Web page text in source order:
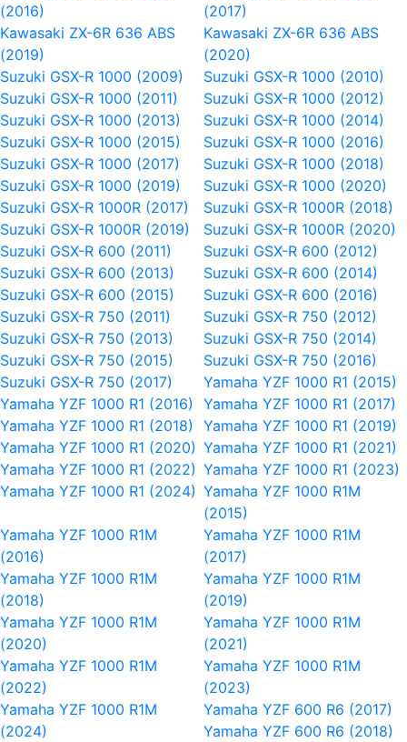
(2016)
(2017)
Kawasaki ZX-6R 636 ABS
(2019)
Kawasaki ZX-6R 636 ABS
(2020)
Suzuki GSX-R 1000 (2009)
Suzuki GSX-R 1000 (2010)
Suzuki GSX-R 1000 (2011)
Suzuki GSX-R 1000 (2012)
Suzuki GSX-R 1000 (2013)
Suzuki GSX-R 1000 (2014)
Suzuki GSX-R 1000 (2015)
Suzuki GSX-R 1000 (2016)
Suzuki GSX-R 1000 (2017)
Suzuki GSX-R 1000 (2018)
Suzuki GSX-R 1000 (2019)
Suzuki GSX-R 1000 (2020)
Suzuki GSX-R 1000R (2017)
Suzuki GSX-R 1000R (2018)
Suzuki GSX-R 1000R (2019)
Suzuki GSX-R 1000R (2020)
Suzuki GSX-R 600 (2011)
Suzuki GSX-R 600 (2012)
Suzuki GSX-R 600 (2013)
Suzuki GSX-R 600 (2014)
Suzuki GSX-R 600 (2015)
Suzuki GSX-R 600 (2016)
Suzuki GSX-R 750 (2011)
Suzuki GSX-R 750 (2012)
Suzuki GSX-R 750 (2013)
Suzuki GSX-R 750 (2014)
Suzuki GSX-R 750 (2015)
Suzuki GSX-R 750 (2016)
Suzuki GSX-R 750 (2017)
Yamaha YZF 1000 R1 (2015)
Yamaha YZF 1000 R1 (2016)
Yamaha YZF 1000 R1 (2017)
Yamaha YZF 1000 R1 (2018)
Yamaha YZF 1000 R1 (2019)
Yamaha YZF 1000 R1 (2020) Yamaha YZF 1000 R1 (2021)
Yamaha YZF 1000 R1 (2022) Yamaha YZF 1000 R1 (2023)
Yamaha YZF 1000 R1 (2024) Yamaha YZF 1000 R1M
(2015)
Yamaha YZF 1000 R1M
(2016)
Yamaha YZF 1000 R1M
(2017)
Yamaha YZF 1000 R1M
(2018)
Yamaha YZF 1000 R1M
(2019)
Yamaha YZF 1000 R1M
(2020)
Yamaha YZF 1000 R1M
(2021)
Yamaha YZF 1000 R1M
(2022)
Yamaha YZF 1000 R1M
(2023)
Yamaha YZF 1000 R1M
(2024)
Yamaha YZF 600 R6 (2017)
Yamaha YZF 600 R6 (2018)